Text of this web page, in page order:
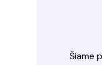
Šiame